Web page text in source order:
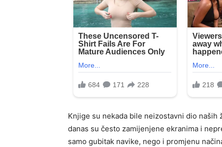
Knjige su nekada bile neizostavni dio naših
danas su često zamijenjene ekranima i
samo gubitak navike, nego i promjenu